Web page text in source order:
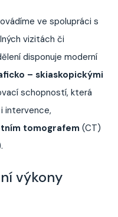
ve spolupráci s
vizitách či
disponuje moderní
– skiaskopickými
schopností, která
intervence,
tomografem (CT)
výkony